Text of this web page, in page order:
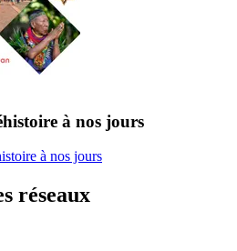
à nos jours
à nos jours
réseaux